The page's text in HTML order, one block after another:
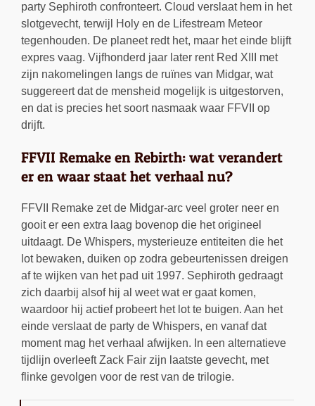
party Sephiroth confronteert. Cloud verslaat hem in het
slotgevecht, terwijl Holy en de Lifestream Meteor
tegenhouden. De planeet redt het, maar het einde blijft
expres vaag. Vijfhonderd jaar later rent Red XIII met
zijn nakomelingen langs de ruïnes van Midgar, wat
suggereert dat de mensheid mogelijk is uitgestorven,
en dat is precies het soort nasmaak waar FFVII op
drijft.
FFVII Remake en Rebirth: wat verandert
er en waar staat het verhaal nu?
FFVII Remake zet de Midgar-arc veel groter neer en
gooit er een extra laag bovenop die het origineel
uitdaagt. De Whispers, mysterieuze entiteiten die het
lot bewaken, duiken op zodra gebeurtenissen dreigen
af te wijken van het pad uit 1997. Sephiroth gedraagt
zich daarbij alsof hij al weet wat er gaat komen,
waardoor hij actief probeert het lot te buigen. Aan het
einde verslaat de party de Whispers, en vanaf dat
moment mag het verhaal afwijken. In een alternatieve
tijdlijn overleeft Zack Fair zijn laatste gevecht, met
flinke gevolgen voor de rest van de trilogie.